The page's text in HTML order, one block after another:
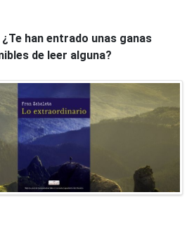
han entrado unas ganas
de leer alguna?